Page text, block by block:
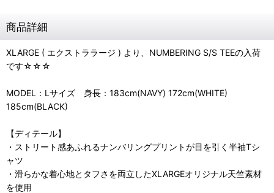
商品詳細
XLARGE ( エクストララージ ) より、NUMBERING S/S TEEの入荷
です☆☆☆
MODEL：Lサイズ 身長：183cm(NAVY) 172cm(WHITE)
185cm(BLACK)
【ディテール】
・ストリート感あふれるナンバリングプリントが目を引く半袖Tシ
ャツ
・滑らかな着心地とタフさを両立したXLARGEオリジナル天竺素材
を使用